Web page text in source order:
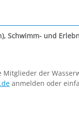
, Schwimm- und
der
anmelden oder